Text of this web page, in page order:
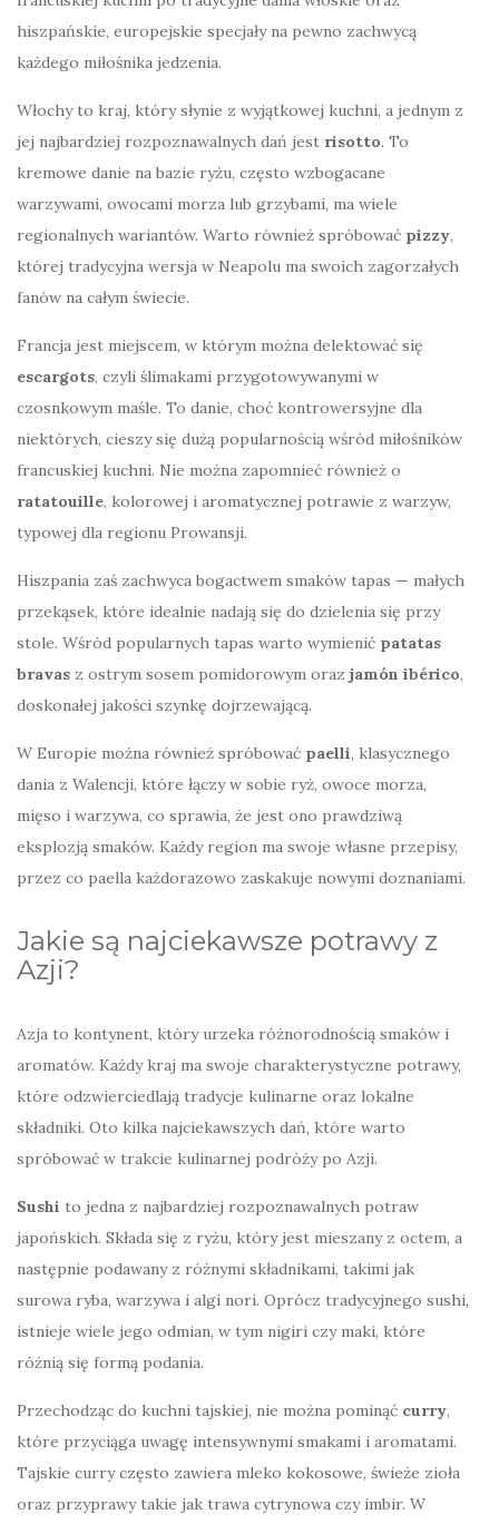
hiszpańskie, europejskie specjały na pewno zachwycą
każdego miłośnika jedzenia.
Włochy to kraj, który słynie z wyjątkowej kuchni, a jednym z
jej najbardziej rozpoznawalnych dań jest risotto. To
kremowe danie na bazie ryżu, często wzbogacane
warzywami, owocami morza lub grzybami, ma wiele
regionalnych wariantów. Warto również spróbować pizzy,
której tradycyjna wersja w Neapolu ma swoich zagorzałych
fanów na całym świecie.
Francja jest miejscem, w którym można delektować się
escargots, czyli ślimakami przygotowywanymi w
czosnkowym maśle. To danie, choć kontrowersyjne dla
niektórych, cieszy się dużą popularnością wśród miłośników
francuskiej kuchni. Nie można zapomnieć również o
ratatouille, kolorowej i aromatycznej potrawie z warzyw,
typowej dla regionu Prowansji.
Hiszpania zaś zachwyca bogactwem smaków tapas — małych
przekąsek, które idealnie nadają się do dzielenia się przy
stole. Wśród popularnych tapas warto wymienić patatas
bravas z ostrym sosem pomidorowym oraz jamón ibérico,
doskonałej jakości szynkę dojrzewającą.
W Europie można również spróbować paelli, klasycznego
dania z Walencji, które łączy w sobie ryż, owoce morza,
mięso i warzywa, co sprawia, że jest ono prawdziwą
eksplozją smaków. Każdy region ma swoje własne przepisy,
przez co paella każdorazowo zaskakuje nowymi doznaniami.
Jakie są najciekawsze potrawy z
Azji?
Azja to kontynent, który urzeka różnorodnością smaków i
aromatów. Każdy kraj ma swoje charakterystyczne potrawy,
które odzwierciedlają tradycje kulinarne oraz lokalne
składniki. Oto kilka najciekawszych dań, które warto
spróbować w trakcie kulinarnej podróży po Azji.
Sushi to jedna z najbardziej rozpoznawalnych potraw
japońskich. Składa się z ryżu, który jest mieszany z octem, a
następnie podawany z różnymi składnikami, takimi jak
surowa ryba, warzywa i algi nori. Oprócz tradycyjnego sushi,
istnieje wiele jego odmian, w tym nigiri czy maki, które
różnią się formą podania.
Przechodząc do kuchni tajskiej, nie można pominąć curry,
które przyciąga uwagę intensywnymi smakami i aromatami.
Tajskie curry często zawiera mleko kokosowe, świeże zioła
oraz przyprawy takie jak trawa cytrynowa czy imbir. W